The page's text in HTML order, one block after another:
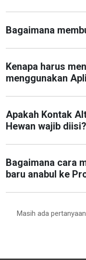
Bagaimana
Kenapa harus
menggunakan
Apakah Kontak
Hewan wajib diisi?
Bagaimana cara
baru anabul ke
Masih ada